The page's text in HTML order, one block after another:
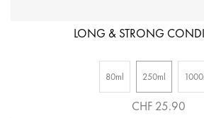
LONG & STRONG
80ml 250ml
CHF 25.90